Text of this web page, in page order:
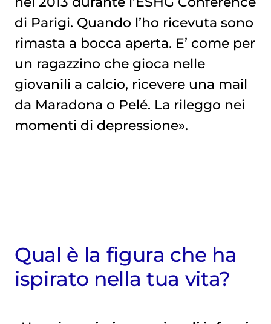
di Parigi. Quando l’ho ricevuta sono
rimasta a bocca aperta. E’ come per
un ragazzino che gioca nelle
giovanili a calcio, ricevere una mail
da Maradona o Pelé. La rileggo nei
momenti di depressione».
Qual è la figura che ha
ispirato nella tua vita?